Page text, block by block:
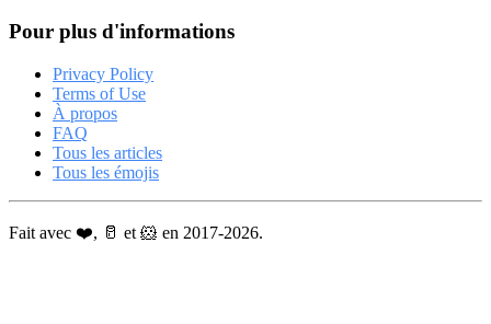
Pour plus d'informations
Privacy Policy
Terms of Use
À propos
FAQ
Tous les articles
Tous les émojis
Fait avec ❤️, 🥛 et 🐹 en 2017-2026.